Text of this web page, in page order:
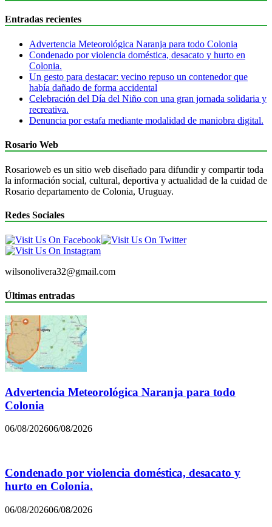
Entradas recientes
Advertencia Meteorológica Naranja para todo Colonia
Condenado por violencia doméstica, desacato y hurto en
Colonia.
Un gesto para destacar: vecino repuso un contenedor que
había dañado de forma accidental
Celebración del Día del Niño con una gran jornada solidaria y
recreativa.
Denuncia por estafa mediante modalidad de maniobra digital.
Rosario Web
Rosarioweb es un sitio web diseñado para difundir y compartir toda
la información social, cultural, deportiva y actualidad de la cuidad de
Rosario departamento de Colonia, Uruguay.
Redes Sociales
wilsonolivera32@gmail.com
Últimas entradas
Advertencia Meteorológica Naranja para todo
Colonia
06/08/202606/08/2026
Condenado por violencia doméstica, desacato y
hurto en Colonia.
06/08/202606/08/2026